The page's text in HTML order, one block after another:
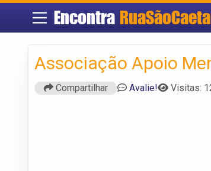
Encontra
Associação Apoio
Compartilhar Avalie! Visitas: